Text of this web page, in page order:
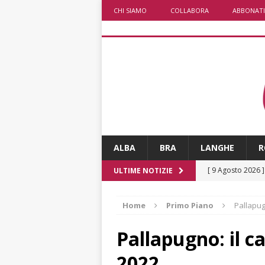
CHI SIAMO COLLABORA ABBONATI
ALBA BRA LANGHE
ULTIME NOTIZIE [ 9 Agosto 2026 ]
rotonda al Gallo
[ 8 Agosto 2026 ]
Home Primo Piano
Pallapugno: il